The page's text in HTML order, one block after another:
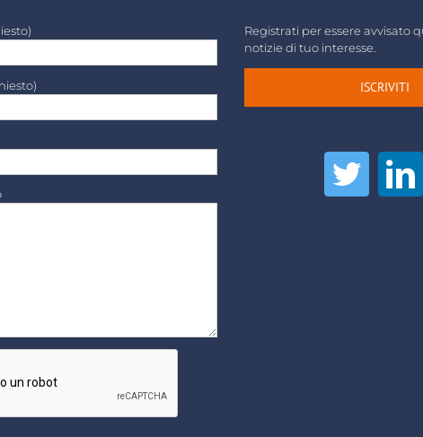
Registrati per essere avvisato
notizie di tuo interesse.
ISCRIVITI